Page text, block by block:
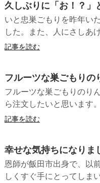
久しぶりに「お！？」
いと忠巣ごもりを昨年い
した。また、人にさしあ
記事を読む
フルーツな巣ごもりの
フルーツな巣ごもりのり
ら注文したいと思います
記事を読む
幸せな気持ちになりま
恩師が飯田市出身で、以
しくすぐ手にとってしま